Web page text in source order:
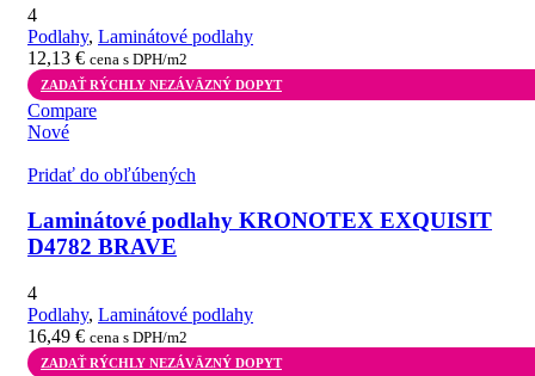
4
Podlahy, Laminátové podlahy
12,13 € cena s DPH/m2
ZADAŤ RÝCHLY NEZÁVÄZNÝ DOPYT
Compare
Nové
Pridať do obľúbených
Laminátové podlahy KRONOTEX EXQUISIT
D4782 BRAVE
4
Podlahy, Laminátové podlahy
16,49 € cena s DPH/m2
ZADAŤ RÝCHLY NEZÁVÄZNÝ DOPYT